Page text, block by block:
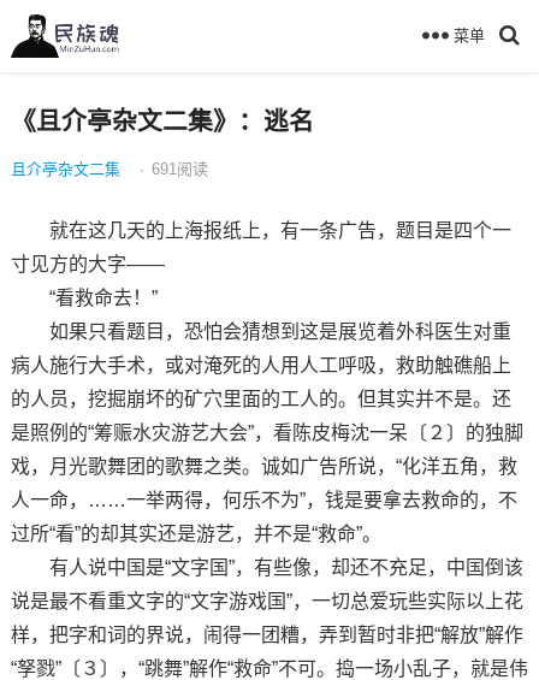
菜单
《且介亭杂文二集》：逃名
且介亭杂文二集 · 691 阅读
就在这几天的上海报纸上，有一条广告，题目是四个一
寸见方的大字——
“看救命去！”
如果只看题目，恐怕会猜想到这是展览着外科医生对重
病人施行大手术，或对淹死的人用人工呼吸，救助触礁船上
的人员，挖掘崩坏的矿穴里面的工人的。但其实并不是。还
是照例的“筹赈水灾游艺大会”，看陈皮梅沈一呆〔２〕的独脚
戏，月光歌舞团的歌舞之类。诚如广告所说，“化洋五角，救
人一命，……一举两得，何乐不为”，钱是要拿去救命的，不
过所“看”的却其实还是游艺，并不是“救命”。
有人说中国是“文字国”，有些像，却还不充足，中国倒该
说是最不看重文字的“文字游戏国”，一切总爱玩些实际以上花
样，把字和词的界说，闹得一团糟，弄到暂时非把“解放”解作
“孥戮”〔３〕，“跳舞”解作“救命”不可。捣一场小乱子，就是伟